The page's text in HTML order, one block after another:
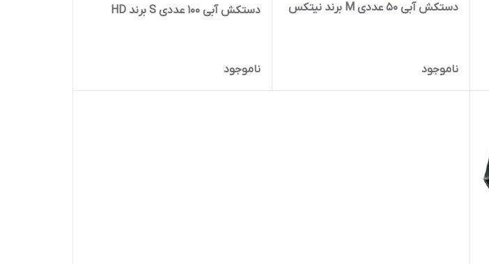
دستکش آبی ۵۰ عددی M برند نیتکس
ناموجود
دستکش آبی ۱۰۰ عددی S برند HD
ناموجود